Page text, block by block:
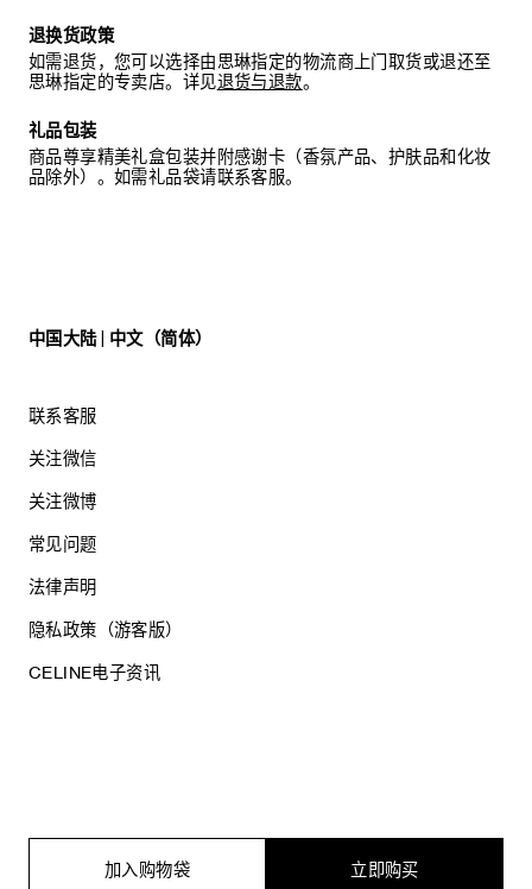
立即购买
加入购物袋
退换货政策
如需退货，您可以选择由思琳指定的物流商上门取货或退还至
思琳指定的专卖店。详见退货与退款。
礼品包装
商品尊享精美礼盒包装并附感谢卡（香氛产品、护肤品和化妆
品除外）。如需礼品袋请联系客服。
中国大陆 | 中文（简体）
联系客服
关注微信
关注微博
常见问题
法律声明
隐私政策（游客版）
CELINE电子资讯
思琳商贸（上海）有限公司
沪公网安备 31010602005569
电子营业执照